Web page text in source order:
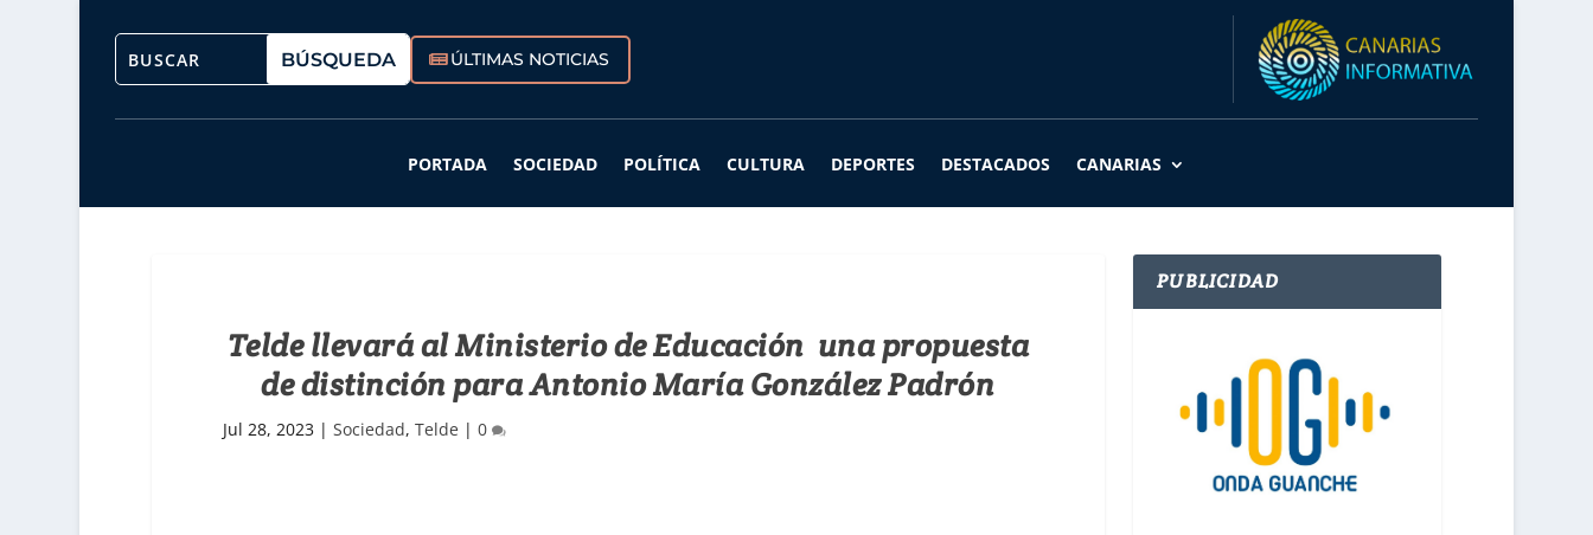
ÚLTIMAS NOTICIAS
PORTADA SOCIEDAD POLÍTICA CULTURA DEPORTES DESTACADOS CANARIAS
Telde llevará al Ministerio de Educación una propuesta
de distinción para Antonio María González Padrón
Jul 28, 2023 | Sociedad, Telde | 0
PUBLICIDAD